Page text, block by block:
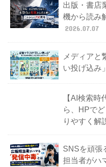
出版・書店
機から読み
2026.07.07
メディアと
い投げ込み
【AI検索
ら、HPで
りやすく解
SNSを頑張
担当者がハ